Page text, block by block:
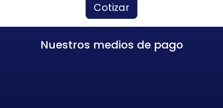
Cotizar
Nuestros medios de pago